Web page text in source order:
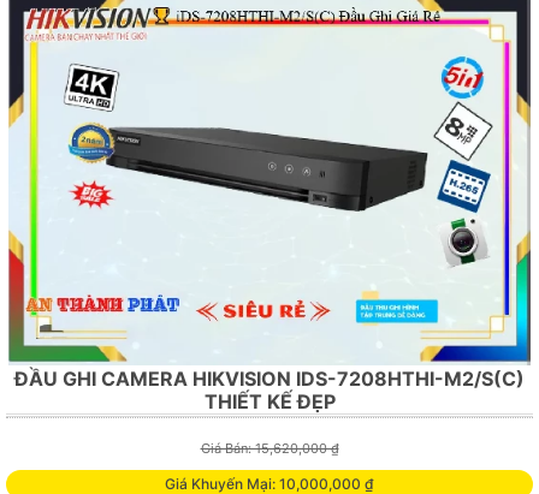
ĐẦU GHI CAMERA HIKVISION IDS-7208HTHI-M2/S(C)
THIẾT KẾ ĐẸP
Giá Bán: 15,620,000 ₫
Giá Khuyến Mại: 10,000,000 ₫